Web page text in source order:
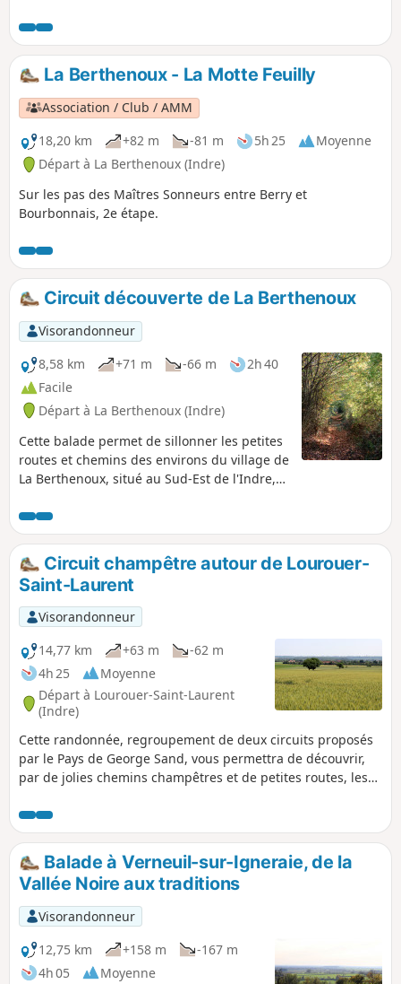
La Berthenoux - La Motte Feuilly
Association / Club / AMM
18,20 km
+82 m -81 m 5h 25
Moyenne
Départ à La Berthenoux (Indre)
Sur les pas des Maîtres Sonneurs entre Berry et
Bourbonnais, 2e étape.
Circuit découverte de La Berthenoux
Visorandonneur
8,58 km
+71 m -66 m
2h 40
Facile
Départ à La Berthenoux (Indre)
Cette balade permet de sillonner les petites
routes et chemins des environs du village de
La Berthenoux, situé au Sud-Est de l'Indre,
découvrir le patrimoine et de beaux points
de vue de la vallée de l'Igneraie.
Circuit champêtre autour de Lourouer-
Saint-Laurent
Visorandonneur
14,77 km
+63 m
-62 m
4h 25
Moyenne
Départ à Lourouer-Saint-Laurent
(Indre)
Cette randonnée, regroupement de deux circuits proposés
par le Pays de George Sand, vous permettra de découvrir,
par de jolies chemins champêtres et de petites routes, les
au départ la belle Église Saint-Laurent du village, puis le
Manoir de Cosnay. Enfin, sur le retour, vous longerez le
Château d'Ars et la légendaire Croix de l'Orme Rateau.
Balade à Verneuil-sur-Igneraie, de la
Vallée Noire aux traditions
Visorandonneur
12,75 km
+158 m
-167 m
4h 05
Moyenne